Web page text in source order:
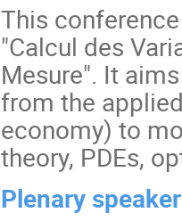
This
"Calcul des
Mesure". It
from the
economy) to
theory, PDEs,
Plenary